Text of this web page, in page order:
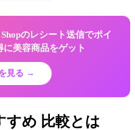
のレシート送信でポイ
美容商品をゲット
見る →
すめ 比較とは